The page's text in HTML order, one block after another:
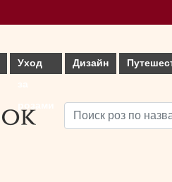
Уход
Дизайн